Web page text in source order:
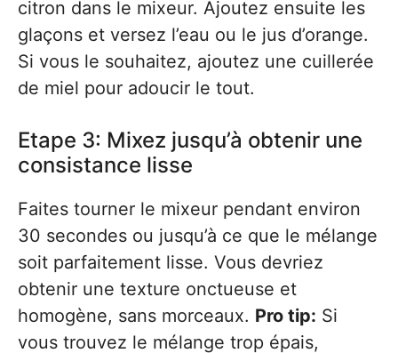
citron dans le mixeur. Ajoutez ensuite les
glaçons et versez l’eau ou le jus d’orange.
Si vous le souhaitez, ajoutez une cuillerée
de miel pour adoucir le tout.
Etape 3: Mixez jusqu’à obtenir une
consistance lisse
Faites tourner le mixeur pendant environ
30 secondes ou jusqu’à ce que le mélange
soit parfaitement lisse. Vous devriez
obtenir une texture onctueuse et
homogène, sans morceaux. Pro tip: Si
vous trouvez le mélange trop épais,